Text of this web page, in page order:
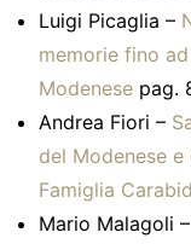
Luigi Picaglia –
memorie fino
Modenese pag.
Andrea Fiori –
del Modenese
Famiglia
Mario Malagoli –